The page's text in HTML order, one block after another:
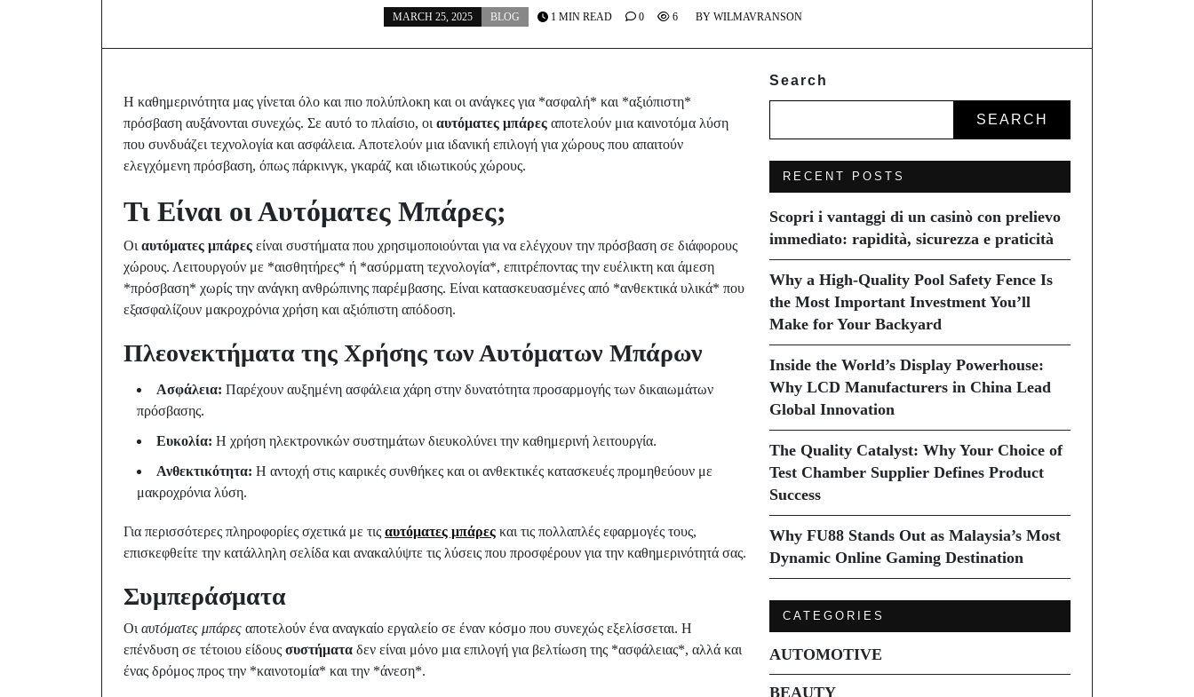
MARCH 25, 2025 BLOG BY WILMAVRANSON
1 MIN READ 0 6
Η καθημερινότητα μας γίνεται όλο και πιο πολύπλοκη και οι ανάγκες για *ασφαλή* και *αξιόπιστη*
πρόσβαση αυξάνονται συνεχώς. Σε αυτό το πλαίσιο, οι αυτόματες μπάρες αποτελούν μια καινοτόμα λύση
που συνδυάζει τεχνολογία και ασφάλεια. Αποτελούν μια ιδανική επιλογή για χώρους που απαιτούν
ελεγχόμενη πρόσβαση, όπως πάρκινγκ, γκαράζ και ιδιωτικούς χώρους.
Τι Είναι οι Αυτόματες Μπάρες;
Οι αυτόματες μπάρες είναι συστήματα που χρησιμοποιούνται για να ελέγχουν την πρόσβαση σε διάφορους
χώρους. Λειτουργούν με *αισθητήρες* ή *ασύρματη τεχνολογία*, επιτρέποντας την ευέλικτη και άμεση
*πρόσβαση* χωρίς την ανάγκη ανθρώπινης παρέμβασης. Είναι κατασκευασμένες από *ανθεκτικά υλικά* που
εξασφαλίζουν μακροχρόνια χρήση και αξιόπιστη απόδοση.
Πλεονεκτήματα της Χρήσης των Αυτόματων Μπάρων
Ασφάλεια: Παρέχουν αυξημένη ασφάλεια χάρη στην δυνατότητα προσαρμογής των δικαιωμάτων
πρόσβασης.
Ευκολία: Η χρήση ηλεκτρονικών συστημάτων διευκολύνει την καθημερινή λειτουργία.
Ανθεκτικότητα: Η αντοχή στις καιρικές συνθήκες και οι ανθεκτικές κατασκευές προμηθεύουν με
μακροχρόνια λύση.
Για περισσότερες πληροφορίες σχετικά με τις αυτόματες μπάρες και τις πολλαπλές εφαρμογές τους,
επισκεφθείτε την κατάλληλη σελίδα και ανακαλύψτε τις λύσεις που προσφέρουν για την καθημερινότητά σας.
Συμπεράσματα
Οι αυτόματες μπάρες αποτελούν ένα αναγκαίο εργαλείο σε έναν κόσμο που συνεχώς εξελίσσεται. Η
επένδυση σε τέτοιου είδους συστήματα δεν είναι μόνο μια επιλογή για βελτίωση της *ασφάλειας*, αλλά και
ένας δρόμος προς την *καινοτομία* και την *άνεση*.
Search
SEARCH
RECENT POSTS
Scopri i vantaggi di un casinò con prelievo
immediato: rapidità, sicurezza e praticità
Why a High-Quality Pool Safety Fence Is
the Most Important Investment You’ll
Make for Your Backyard
Inside the World’s Display Powerhouse:
Why LCD Manufacturers in China Lead
Global Innovation
The Quality Catalyst: Why Your Choice of
Test Chamber Supplier Defines Product
Success
Why FU88 Stands Out as Malaysia’s Most
Dynamic Online Gaming Destination
CATEGORIES
AUTOMOTIVE
BEAUTY